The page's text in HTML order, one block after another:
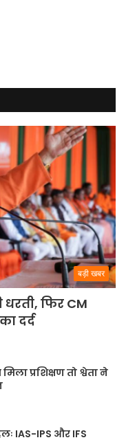
बड़ी खबर
फिर CM
दर्द
प्रशिक्षण तो श्वेता ने
IAS-IPS और IFS